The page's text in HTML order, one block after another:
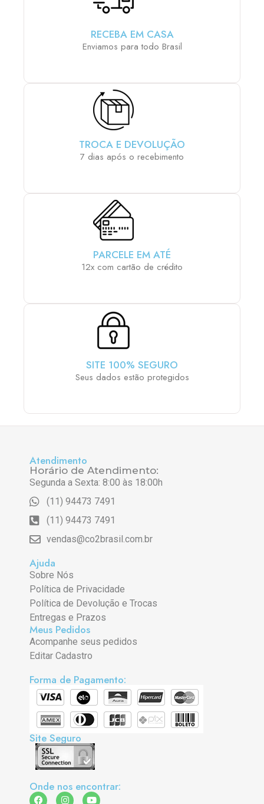
RECEBA EM CASA
Enviamos para todo Brasil
TROCA E DEVOLUÇÃO
7 dias após o recebimento
PARCELE EM ATÉ
12x com cartão de crédito
SITE 100% SEGURO
Seus dados estão protegidos
Atendimento
Horário de Atendimento:
Segunda a Sexta: 8:00 às 18:00h
(11) 94473 7491
(11) 94473 7491
vendas@co2brasil.com.br
Ajuda
Sobre Nós
Política de Privacidade
Política de Devolução e Trocas
Entregas e Prazos
Meus Pedidos
Acompanhe seus pedidos
Editar Cadastro
Forma de Pagamento:
Site Seguro
Onde nos encontrar: